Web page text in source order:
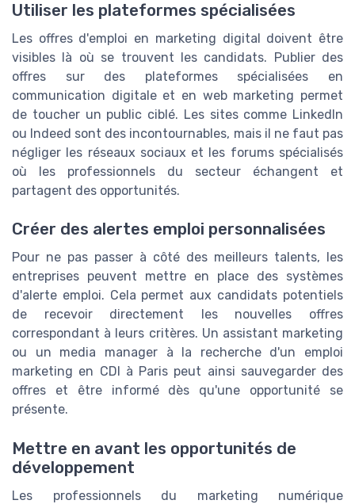
Utiliser les plateformes spécialisées
Les offres d'emploi en marketing digital doivent être
visibles là où se trouvent les candidats. Publier des
offres sur des plateformes spécialisées en
communication digitale et en web marketing permet
de toucher un public ciblé. Les sites comme LinkedIn
ou Indeed sont des incontournables, mais il ne faut pas
négliger les réseaux sociaux et les forums spécialisés
où les professionnels du secteur échangent et
partagent des opportunités.
Créer des alertes emploi personnalisées
Pour ne pas passer à côté des meilleurs talents, les
entreprises peuvent mettre en place des systèmes
d'alerte emploi. Cela permet aux candidats potentiels
de recevoir directement les nouvelles offres
correspondant à leurs critères. Un assistant marketing
ou un media manager à la recherche d'un emploi
marketing en CDI à Paris peut ainsi sauvegarder des
offres et être informé dès qu'une opportunité se
présente.
Mettre en avant les opportunités de
développement
Les professionnels du marketing numérique